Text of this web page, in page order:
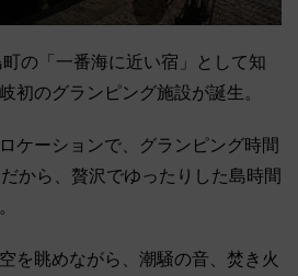
の「一番海に近い宿」として知
初のグランピング施設が誕生。
ケーションで、グランピング時間
から、贅沢でゆったりした島時間
を眺めながら、潮騒の音、焚き火